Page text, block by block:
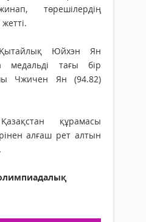
төрешілердің
Юйхэн Ян
медальді тағы бір
Чжичен Ян (94.82)
құрамасы
алғаш рет алтын